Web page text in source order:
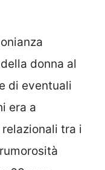
donna al
di eventuali
era a
tra i